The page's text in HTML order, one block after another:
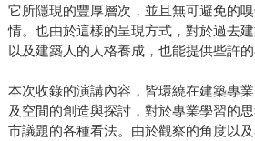
它所隱現的豐厚層次，並且無可避免的
情。也由於這樣的呈現方式，對於過去
以及建築人的人格養成，也能提供些許的
本次收錄的演講內容，皆環繞在建築專
及空間的創造與探討，對於專業學習的
市議題的各種看法。由於觀察的角度以